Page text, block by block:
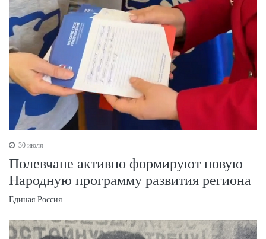
30 июля
Полевчане активно формируют новую
Народную программу развития региона
Единая Россия